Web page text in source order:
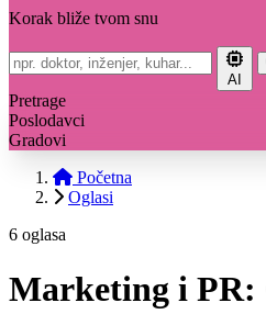
Korak bliže tvom snu
AI
Pretrage
Poslodavci
Gradovi
Početna
Oglasi
6 oglasa
Marketing i PR: